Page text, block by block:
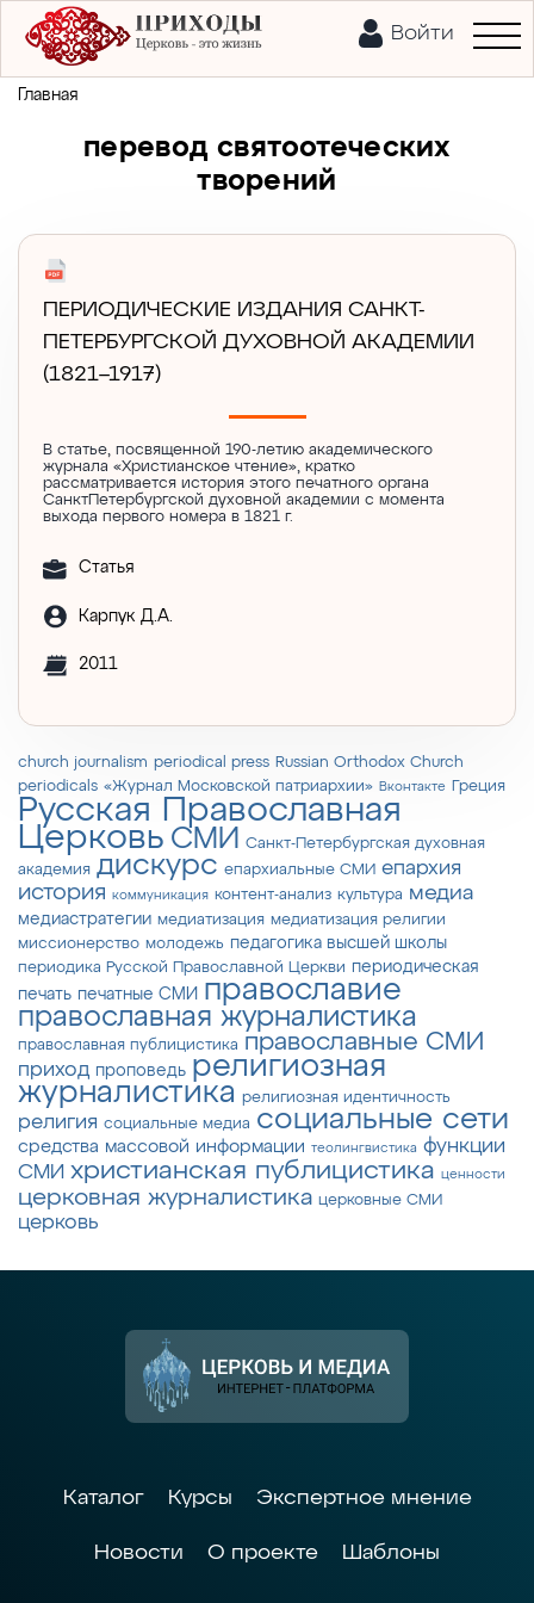
Войти
Главная
перевод святоотеческих
творений
church journalism periodical press Russian Orthodox Church
periodicals «Журнал Московской патриархии» Вконтакте Греция
Русская Православная
Церковь СМИ
Санкт-Петербургская духовная
академия дискурс епархиальные СМИ епархия
история коммуникация контент-анализ культура медиа
медиастратегии медиатизация медиатизация религии
миссионерство молодежь педагогика высшей школы
периодика Русской Православной Церкви периодическая
печать печатные СМИ православие
православная журналистика
православная публицистика православные СМИ
приход проповедь религиозная
журналистика религиозная идентичность
религия социальные медиа социальные сети
средства массовой информации теолингвистика функции
СМИ христианская публицистика ценности
церковная журналистика церковные СМИ
церковь
ПЕРИОДИЧЕСКИЕ ИЗДАНИЯ САНКТ-
ПЕТЕРБУРГСКОЙ ДУХОВНОЙ АКАДЕМИИ
(1821–1917)
В статье, посвященной 190-летию академического
журнала «Христианское чтение», кратко
рассматривается история этого печатного органа
СанктПетербургской духовной академии с момента
выхода первого номера в 1821 г.
Статья
Карпук Д.А.
2011
Каталог Курсы Экспертное мнение
Новости О проекте Шаблоны